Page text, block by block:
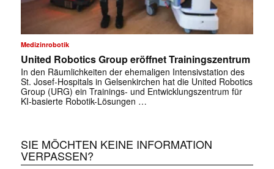
✕
Medizinrobotik
United Robotics Group eröffnet Trainingszentrum
In den Räumlichkeiten der ehemaligen Intensivstation des
St. Josef-Hospitals in Gelsenkirchen hat die United Robotics
Group (URG) ein Trainings- und Entwicklungszentrum für
KI-basierte Robotik-Lösungen …
SIE MÖCHTEN KEINE INFORMATION
VERPASSEN?